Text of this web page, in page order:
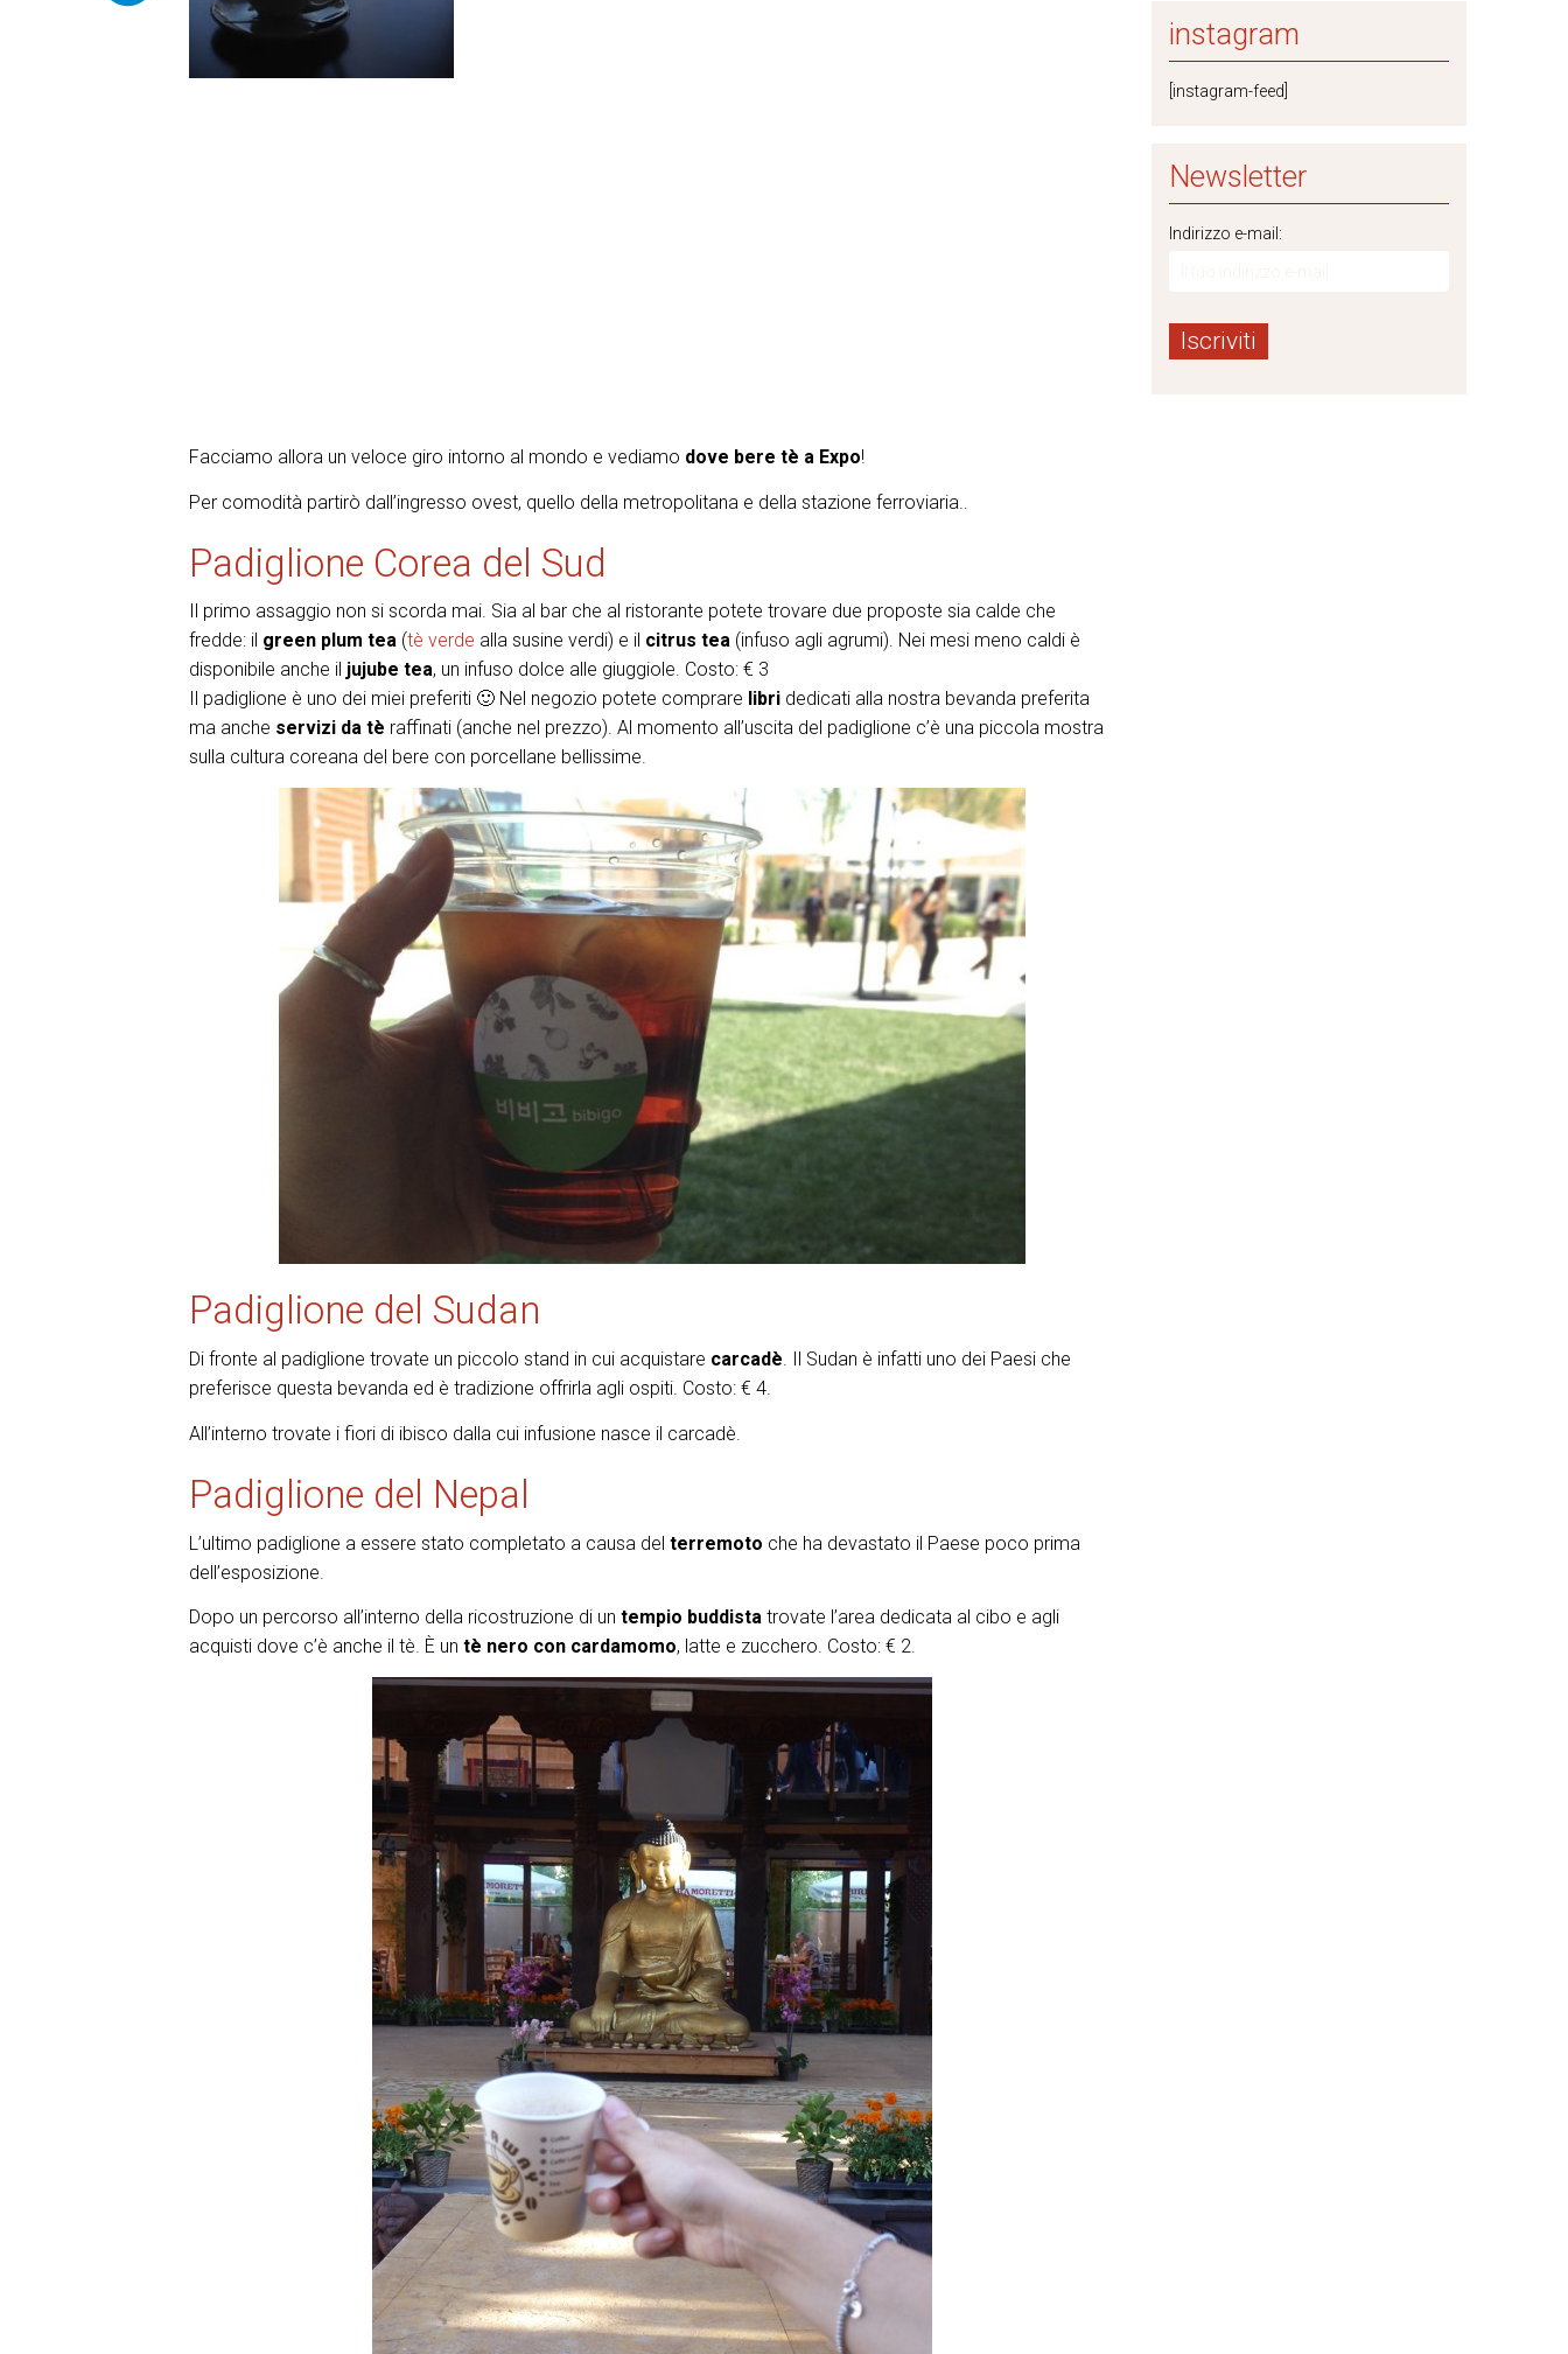
Facciamo allora un veloce giro intorno al mondo e vediamo dove bere tè a Expo!
Per comodità partirò dall’ingresso ovest, quello della metropolitana e della stazione ferroviaria..
Padiglione Corea del Sud
Il primo assaggio non si scorda mai. Sia al bar che al ristorante potete trovare due proposte sia calde che
fredde: il green plum tea(tè verde alla susine verdi) e il citrus tea(infuso agli agrumi). Nei mesi meno caldi è
disponibile anche il jujube tea, un infuso dolce alle giuggiole. Costo: € 3
Il padiglione è uno dei miei preferiti 🙂 Nel negozio potete comprare libridedicati alla nostra bevanda preferita
ma anche servizi da tè raffinati (anche nel prezzo). Al momento all’uscita del padiglione c’è una piccola mostra
sulla cultura coreana del bere con porcellane bellissime.
Padiglione del Sudan
Di fronte al padiglione trovate un piccolo stand in cui acquistare carcadè. Il Sudan è infatti uno dei Paesi che
preferisce questa bevanda ed è tradizione offrirla agli ospiti. Costo: € 4.
All’interno trovate i fiori di ibisco dalla cui infusione nasce il carcadè.
Padiglione del Nepal
L’ultimo padiglione a essere stato completato a causa del terremoto che ha devastato il Paese poco prima
dell’esposizione.
Dopo un percorso all’interno della ricostruzione di un tempio buddistatrovate l’area dedicata al cibo e agli
acquisti dove c’è anche il tè. È un tè nero con cardamomo, latte e zucchero. Costo: € 2.
instagram
[instagram-feed]
Newsletter
Indirizzo e-mail: